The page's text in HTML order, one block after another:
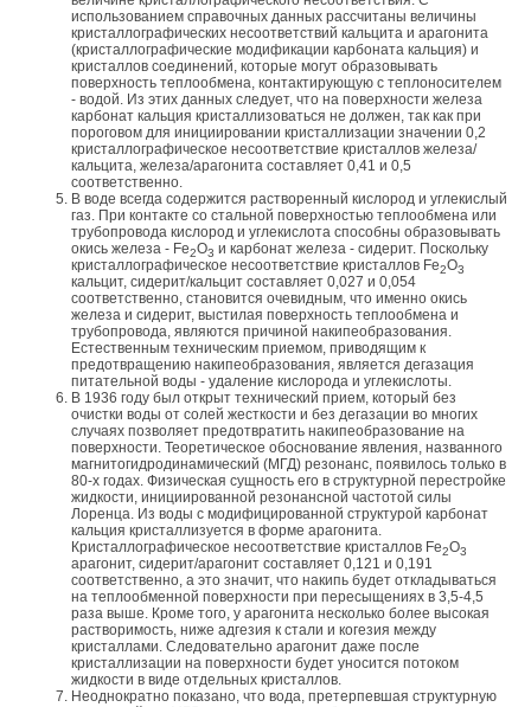
использованием справочных данных рассчитаны величины
кристаллографических несоответствий кальцита и арагонита
(кристаллографические модификации карбоната кальция) и
кристаллов соединений, которые могут образовывать
поверхность теплообмена, контактирующую с теплоносителем
- водой. Из этих данных следует, что на поверхности железа
карбонат кальция кристаллизоваться не должен, так как при
пороговом для инициировании кристаллизации значении 0,2
кристаллографическое несоответствие кристаллов железа/
кальцита, железа/арагонита составляет 0,41 и 0,5
соответственно.
В воде всегда содержится растворенный кислород и углекислый
газ. При контакте со стальной поверхностью теплообмена или
трубопровода кислород и углекислота способны образовывать
окись железа - Fe2O3 и карбонат железа - сидерит. Поскольку
кристаллографическое несоответствие кристаллов Fe2O3
кальцит, сидерит/кальцит составляет 0,027 и 0,054
соответственно, становится очевидным, что именно окись
железа и сидерит, выстилая поверхность теплообмена и
трубопровода, являются причиной накипеобразования.
Естественным техническим приемом, приводящим к
предотвращению накипеобразования, является дегазация
питательной воды - удаление кислорода и углекислоты.
В 1936 году был открыт технический прием, который без
очистки воды от солей жесткости и без дегазации во многих
случаях позволяет предотвратить накипеобразование на
поверхности. Теоретическое обоснование явления, названного
магнитогидродинамический (МГД) резонанс, появилось только в
80-х годах. Физическая сущность его в структурной перестройке
жидкости, инициированной резонансной частотой силы
Лоренца. Из воды с модифицированной структурой карбонат
кальция кристаллизуется в форме арагонита.
Кристаллографическое несоответствие кристаллов Fe2O3
арагонит, сидерит/арагонит составляет 0,121 и 0,191
соответственно, а это значит, что накипь будет откладываться
на теплообменной поверхности при пересыщениях в 3,5-4,5
раза выше. Кроме того, у арагонита несколько более высокая
растворимость, ниже адгезия к стали и когезия между
кристаллами. Следовательно арагонит даже после
кристаллизации на поверхности будет уносится потоком
жидкости в виде отдельных кристаллов.
Неоднократно показано, что вода, претерпевшая структурную